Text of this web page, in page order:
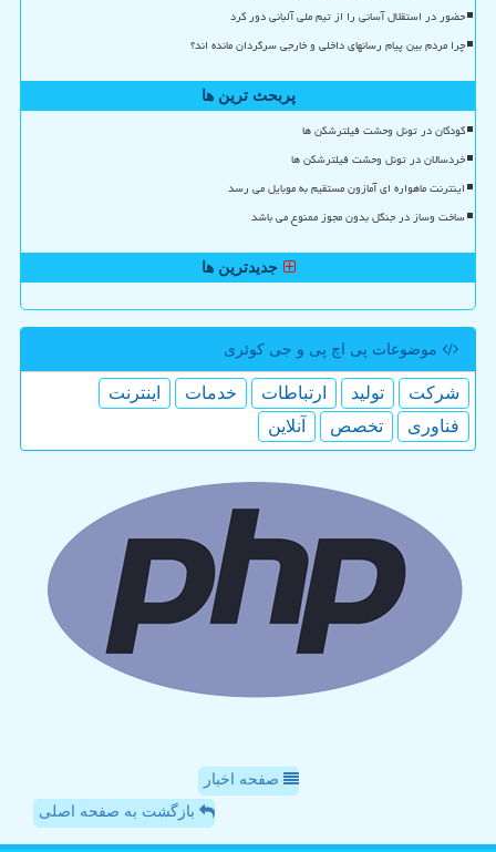
حضور در استقلال آسانی را از تیم ملی آلبانی دور کرد
چرا مردم بین پیام رسانهای داخلی و خارجی سرگردان مانده اند؟
پربحث ترین ها
کودکان در تونل وحشت فیلترشکن ها
خردسالان در تونل وحشت فیلترشکن ها
اینترنت ماهواره ای آمازون مستقیم به موبایل می رسد
ساخت وساز در جنگل بدون مجوز ممنوع می باشد
جدیدترین ها
موضوعات پی اچ پی و جی كوئری
شركت تولید ارتباطات خدمات
اینترنت
فناوری
تخصص آنلاین
صفحه اخبار
بازگشت به صفحه اصلی